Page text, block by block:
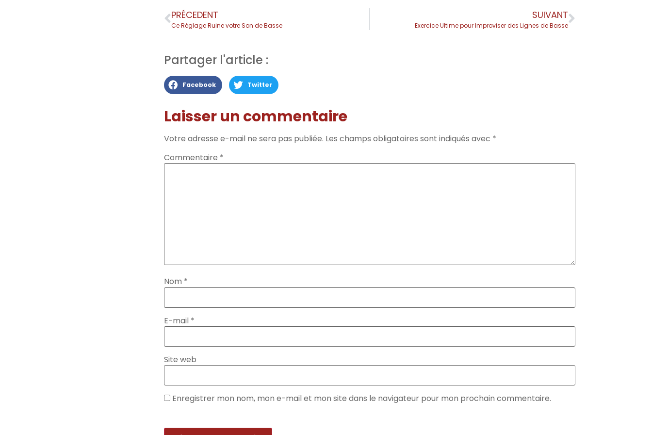
PRÉCEDENT
Ce Réglage Ruine votre Son de Basse
SUIVANT
Exercice Ultime pour Improviser des Lignes de Basse
Partager l'article :
Facebook Twitter
Laisser un commentaire
Votre adresse e-mail ne sera pas publiée. Les champs obligatoires sont indiqués avec *
Commentaire *
Nom *
E-mail *
Site web
Enregistrer mon nom, mon e-mail et mon site dans le navigateur pour mon prochain commentaire.